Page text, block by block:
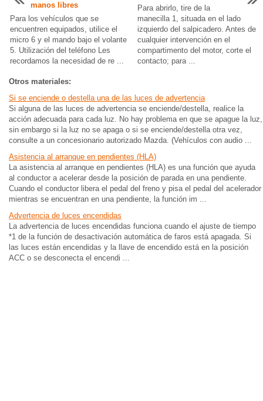
manos libres
Para los vehículos que se
encuentren equipados, utilice el
micro 6 y el mando bajo el volante
5. Utilización del teléfono Les
recordamos la necesidad de re ...
Para abrirlo, tire de la
manecilla 1, situada en el lado
izquierdo del salpicadero. Antes de
cualquier intervención en el
compartimento del motor, corte el
contacto; para ...
Otros materiales:
Si se enciende o destella una de las luces de advertencia
Si alguna de las luces de advertencia se enciende/destella, realice la
acción adecuada para cada luz. No hay problema en que se apague la luz,
sin embargo si la luz no se apaga o si se enciende/destella otra vez,
consulte a un concesionario autorizado Mazda. (Vehículos con audio ...
Asistencia al arranque en pendientes (HLA)
La asistencia al arranque en pendientes (HLA) es una función que ayuda
al conductor a acelerar desde la posición de parada en una pendiente.
Cuando el conductor libera el pedal del freno y pisa el pedal del acelerador
mientras se encuentran en una pendiente, la función im ...
Advertencia de luces encendidas
La advertencia de luces encendidas funciona cuando el ajuste de tiempo
*1 de la función de desactivación automática de faros está apagada. Si
las luces están encendidas y la llave de encendido está en la posición
ACC o se desconecta el encendi ...